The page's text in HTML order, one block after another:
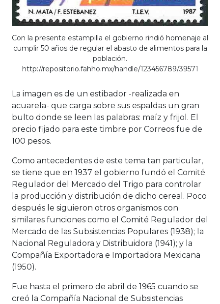
Con la presente estampilla el gobierno rindió homenaje al
cumplir 50 años de regular el abasto de alimentos para la
población.
http://repositorio.fahho.mx/handle/123456789/39571
La imagen es de un estibador -realizada en
acuarela- que carga sobre sus espaldas un gran
bulto donde se leen las palabras: maíz y frijol. El
precio fijado para este timbre por Correos fue de
100 pesos.
Como antecedentes de este tema tan particular,
se tiene que en 1937 el gobierno fundó el Comité
Regulador del Mercado del Trigo para controlar
la producción y distribución de dicho cereal. Poco
después le siguieron otros organismos con
similares funciones como el Comité Regulador del
Mercado de las Subsistencias Populares (1938); la
Nacional Reguladora y Distribuidora (1941); y la
Compañía Exportadora e Importadora Mexicana
(1950).
Fue hasta el primero de abril de 1965 cuando se
creó la Compañía Nacional de Subsistencias